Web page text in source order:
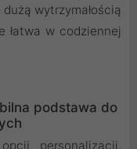
wytrzymałością
łatwa w codziennej
podstawa do
personalizacji,